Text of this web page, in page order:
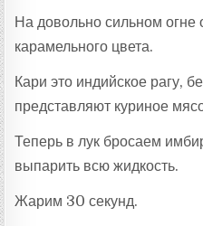
На довольно сильном огне
карамельного цвета.
Кари это индийское рагу,
представляют куриное
Теперь в лук бросаем
выпарить всю жидкость.
Жарим 30 секунд.